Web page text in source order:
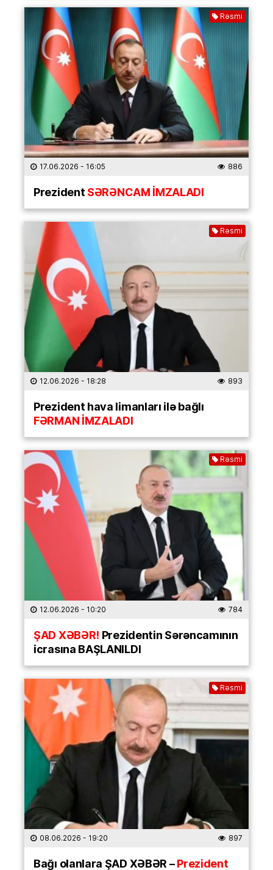
Rəsmi
17.06.2026 - 16:05 886
PrezidentSƏRƏNCAM İMZALADI
Rəsmi
12.06.2026 - 18:28 893
Prezident hava limanları ilə bağlı
FƏRMAN İMZALADI
Rəsmi
12.06.2026 - 10:20 784
ŞAD XƏBƏR! Prezidentin Sərəncamının
icrasına BAŞLANILDI
Rəsmi
08.06.2026 - 19:20 897
Bağı olanlara ŞAD XƏBƏR –Prezident